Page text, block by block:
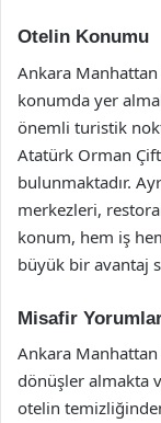
Otelin Konumu
Ankara
konumda yer
önemli turistik
Atatürk Orman
bulunmaktadır.
merkezleri,
konum, hem iş
büyük bir avantaj
Misafir
Ankara
dönüşler almakta
otelin